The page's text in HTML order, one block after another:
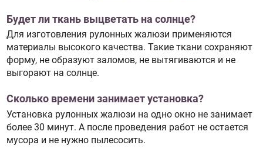
Будет ли ткань выцветать на солнце?
Для изготовления рулонных жалюзи применяются
материалы высокого качества. Такие ткани сохраняют
форму, не образуют заломов, не вытягиваются и не
выгорают на солнце.
Сколько времени занимает установка?
Установка рулонных жалюзи на одно окно не занимает
более 30 минут. А после проведения работ не остается
мусора и не нужно пылесосить.